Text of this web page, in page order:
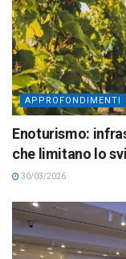
APPROFONDIMENTI
Enoturismo:
che limitano lo
30/03/2026